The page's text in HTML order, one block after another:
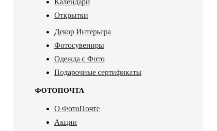
Календари
Открытки
Декор Интерьера
Фотосувениры
Одежда с Фото
Подарочные сертификаты
ФОТОПОЧТА
О ФотоПочте
Акции